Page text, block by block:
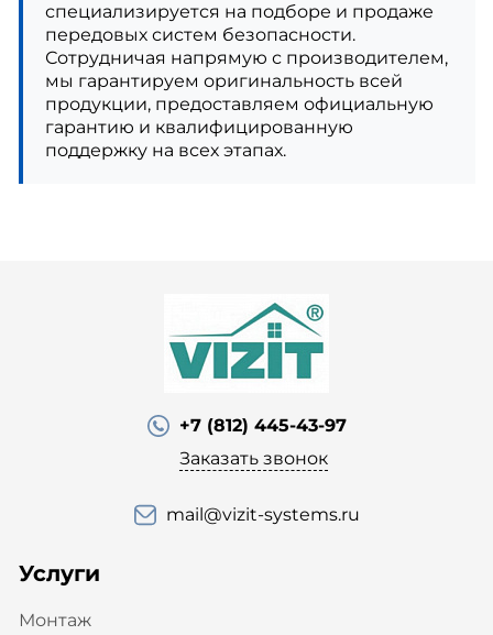
специализируется на подборе и продаже
передовых систем безопасности.
Сотрудничая напрямую с производителем,
мы гарантируем оригинальность всей
продукции, предоставляем официальную
гарантию и квалифицированную
поддержку на всех этапах.
+7 (812) 445-43-97
Заказать звонок
mail@vizit-systems.ru
Услуги
Монтаж